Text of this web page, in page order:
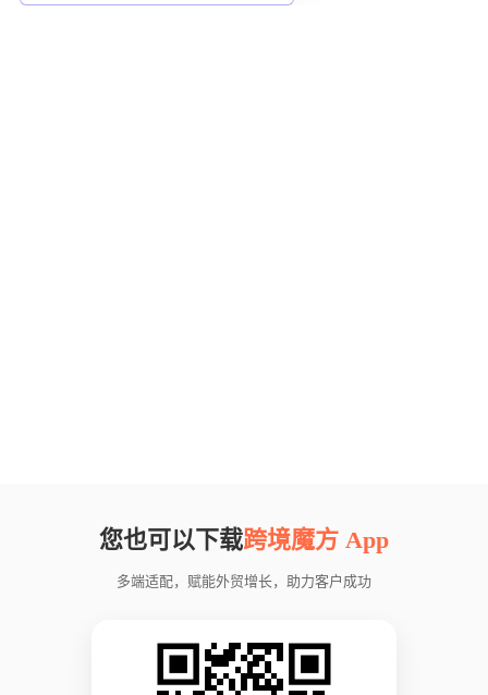
您也可以下载跨境魔方 App
多端适配，赋能外贸增长，助力客户成功